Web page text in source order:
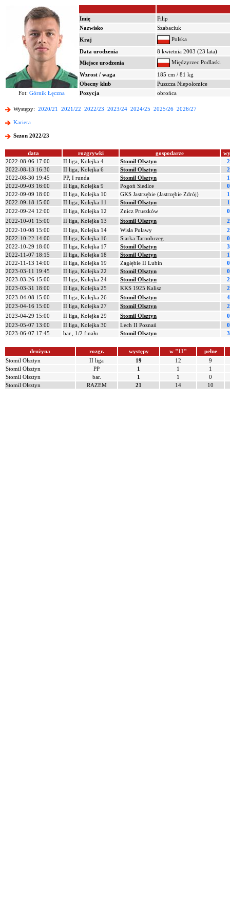
Imię
Filip
Nazwisko
Szabaciuk
Kraj
Polska
Data urodzenia
8 kwietnia 2003 (23 lata)
Miejsce urodzenia
Międzyrzec Podlaski
Wzrost / waga
185 cm / 81 kg
Obecny klub
Puszcza Niepołomice
Fot: Górnik Łęczna Pozycja obrońca
Występy: 2020/21 2021/22 2022/23 2023/24 2024/25 2025/26 2026/27
Kariera
Sezon 2022/23
data rozgrywki gospodarze
2022-08-06 17:00
II liga, Kolejka 4 Stomil Olsztyn
2022-08-13 16:30
II liga, Kolejka 6 Stomil Olsztyn
2022-08-30 19:45
PP, I runda Stomil Olsztyn
2022-09-03 16:00
II liga, Kolejka 9 Pogoń Siedlce
2022-09-09 18:00
II liga, Kolejka 10 GKS Jastrzębie (Jastrzębie Zdrój)
2022-09-18 15:00
II liga, Kolejka 11 Stomil Olsztyn
2022-09-24 12:00
II liga, Kolejka 12 Znicz Pruszków
2022-10-01 15:00
II liga, Kolejka 13 Stomil Olsztyn
2022-10-08 15:00
II liga, Kolejka 14 Wisła Puławy
2022-10-22 14:00
II liga, Kolejka 16 Siarka Tarnobrzeg
2022-10-29 18:00
II liga, Kolejka 17 Stomil Olsztyn
2022-11-07 18:15
II liga, Kolejka 18 Stomil Olsztyn
2022-11-13 14:00
II liga, Kolejka 19 Zagłębie II Lubin
2023-03-11 19:45
II liga, Kolejka 22 Stomil Olsztyn
2023-03-26 15:00
II liga, Kolejka 24 Stomil Olsztyn
2023-03-31 18:00
II liga, Kolejka 25 KKS 1925 Kalisz
2023-04-08 15:00
II liga, Kolejka 26 Stomil Olsztyn
2023-04-16 15:00
II liga, Kolejka 27 Stomil Olsztyn
2023-04-29 15:00
II liga, Kolejka 29 Stomil Olsztyn
2023-05-07 13:00
II liga, Kolejka 30 Lech II Poznań
2023-06-07 17:45
bar., 1/2 finału Stomil Olsztyn
drużyna rozgr. występy w "11"
pełne
Stomil Olsztyn
II liga 19 12
9
Stomil Olsztyn
PP 1 1
1
Stomil Olsztyn
bar. 1 1
0
Stomil Olsztyn
RAZEM 21 14 10